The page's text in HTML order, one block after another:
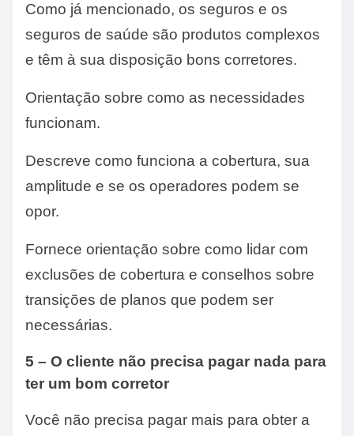
Como já mencionado, os seguros e os
seguros de saúde são produtos complexos
e têm à sua disposição bons corretores.
Orientação sobre como as necessidades
funcionam.
Descreve como funciona a cobertura, sua
amplitude e se os operadores podem se
opor.
Fornece orientação sobre como lidar com
exclusões de cobertura e conselhos sobre
transições de planos que podem ser
necessárias.
5 – O cliente não precisa pagar nada para
ter um bom corretor
Você não precisa pagar mais para obter a